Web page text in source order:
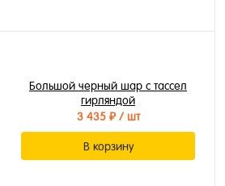
Большой черный шар с тассел
гирляндой
3 435 ₽/ шт
В корзину